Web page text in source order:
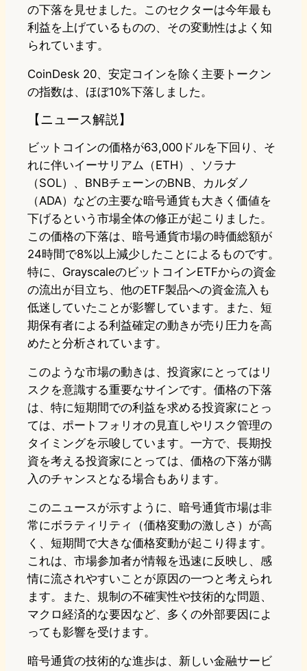
の下落を見せました。このセクターは今年最も
利益を上げているものの、その変動性はよく知
られています。
CoinDesk 20、安定コインを除く主要トークン
の指数は、ほぼ10%下落しました。
【ニュース解説】
ビットコインの価格が63,000ドルを下回り、そ
れに伴いイーサリアム（ETH）、ソラナ
（SOL）、BNBチェーンのBNB、カルダノ
（ADA）などの主要な暗号通貨も大きく価値を
下げるという市場全体の修正が起こりました。
この価格の下落は、暗号通貨市場の時価総額が
24時間で8%以上減少したことによるものです。
特に、GrayscaleのビットコインETFからの資金
の流出が目立ち、他のETF製品への資金流入も
低迷していたことが影響しています。また、短
期保有者による利益確定の動きが売り圧力を高
めたと分析されています。
このような市場の動きは、投資家にとってはリ
スクを意識する重要なサインです。価格の下落
は、特に短期間での利益を求める投資家にとっ
ては、ポートフォリオの見直しやリスク管理の
タイミングを示唆しています。一方で、長期投
資を考える投資家にとっては、価格の下落が購
入のチャンスとなる場合もあります。
このニュースが示すように、暗号通貨市場は非
常にボラティリティ（価格変動の激しさ）が高
く、短期間で大きな価格変動が起こり得ます。
これは、市場参加者が情報を迅速に反映し、感
情に流されやすいことが原因の一つと考えられ
ます。また、規制の不確実性や技術的な問題、
マクロ経済的な要因など、多くの外部要因によ
っても影響を受けます。
暗号通貨の技術的な進歩は、新しい金融サービ